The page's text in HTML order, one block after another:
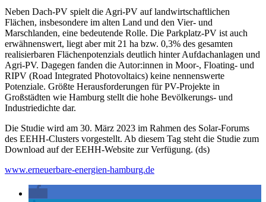
Neben Dach-PV spielt die Agri-PV auf landwirtschaftlichen
Flächen, insbesondere im alten Land und den Vier- und
Marschlanden, eine bedeutende Rolle. Die Parkplatz-PV ist auch
erwähnenswert, liegt aber mit 21 ha bzw. 0,3% des gesamten
realisierbaren Flächenpotenzials deutlich hinter Aufdachanlagen und
Agri-PV. Dagegen fanden die Autor:innen in Moor-, Floating- und
RIPV (Road Integrated Photovoltaics) keine nennenswerte
Potenziale. Größte Herausforderungen für PV-Projekte in
Großstädten wie Hamburg stellt die hohe Bevölkerungs- und
Industriedichte dar.
Die Studie wird am 30. März 2023 im Rahmen des Solar-Forums
des EEHH-Clusters vorgestellt. Ab diesem Tag steht die Studie zum
Download auf der EEHH-Website zur Verfügung. (ds)
www.erneuerbare-energien-hamburg.de